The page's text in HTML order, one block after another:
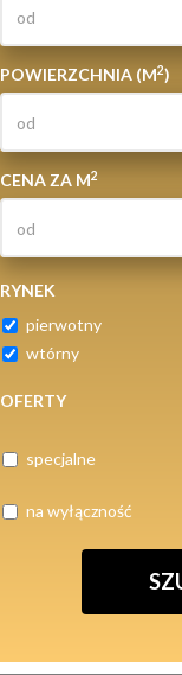
POWIERZCHNIA (M2)
CENA ZA M2
RYNEK
pierwotny
wtórny
OFERTY
specjalne
na wyłączność